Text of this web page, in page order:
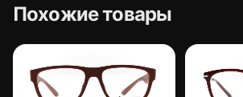
Похожие товары